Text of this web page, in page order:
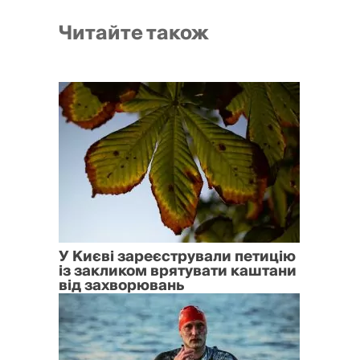
Читайте також
У Києві зареєстрували петицію
із закликом врятувати каштани
від захворювань